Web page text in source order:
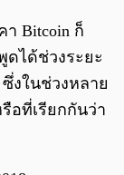
Bitcoin ก็
ได้ช่วงระยะ
งในช่วงหลาย
อที่เรียกกันว่า